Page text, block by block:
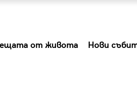
от живота Нови